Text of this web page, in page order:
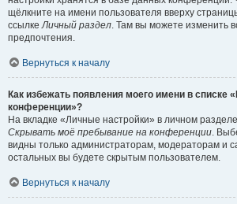
щёлкните на имени пользователя вверху
ссылкеЛичный раздел. Там вы можете изменить
предпочтения.
Вернуться к началу
Как избежать появления моего имени в списке
конференции»?
На вкладке «Личные настройки» в личном
Скрывать моё пребывание на конференции.
видны только администраторам, модераторам и
остальных вы будете скрытым пользователем.
Вернуться к началу